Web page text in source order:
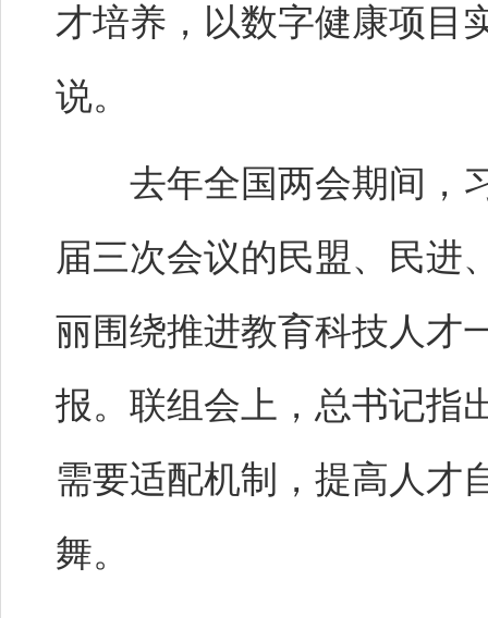
才培养，以数字健康项目
说。
去年全国两会期间，习
届三次会议的民盟、民进
丽围绕推进教育科技人才
报。联组会上，总书记指
需要适配机制，提高人才
舞。